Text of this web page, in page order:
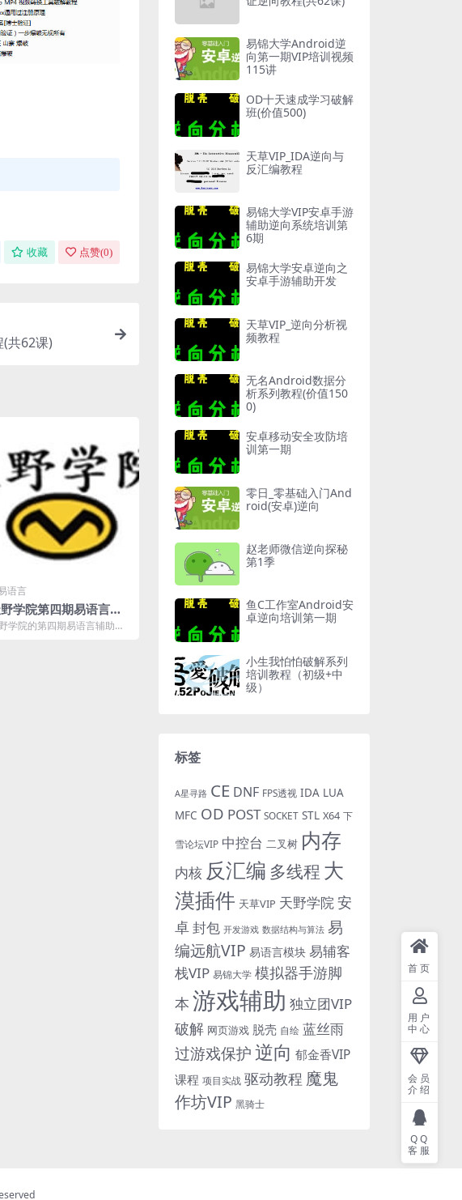
收藏 点赞(0)
共62课)
语言
学院第四期易语言半
辅助班
学院的第四期易语言辅助视
易锦大学Android逆
向第一期VIP培训视频
115讲
OD十天速成学习破解
班(价值500)
天草VIP_IDA逆向与
反汇编教程
易锦大学VIP安卓手游
辅助逆向系统培训第
6期
易锦大学安卓逆向之
安卓手游辅助开发
天草VIP_逆向分析视
频教程
无名Android数据分
析系列教程(价值150
0)
安卓移动安全攻防培
训第一期
零日_零基础入门And
roid(安卓)逆向
赵老师微信逆向探秘
第1季
鱼C工作室Android安
卓逆向培训第一期
小生我怕怕破解系列
培训教程（初级+中
级）
标签
A星寻路 CE DNF FPS透视 IDA LUA
MFC OD POST SOCKET STL X64 下
雪论坛VIP 中控台 二叉树 内存
内核 反汇编 多线程 大
漠插件 天草VIP 天野学院安
卓封包 开发游戏 数据结构与算法 易
编远航VIP 易语言模块 易辅客
栈VIP 易锦大学 模拟器手游脚
本 游戏辅助 独立团VIP
破解 网页游戏 脱壳 自绘 蓝丝雨
过游戏保护逆向 郁金香VIP
课程 项目实战 驱动教程 魔鬼
作坊VIP 黑骑士
首页
用户
中心
会员
介绍
QQ
客服